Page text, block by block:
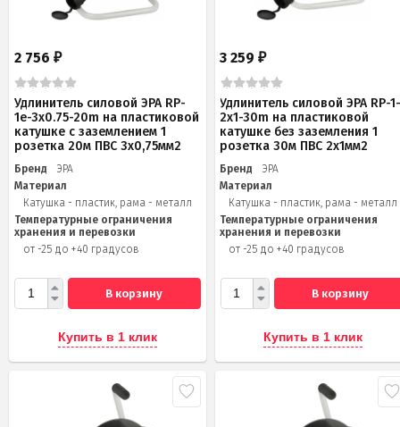
2 756 ₽
Удлинитель силовой ЭРА RP-
1e-3х0.75-20m на пластиковой
катушке c заземлением 1
розетка 20м ПВС 3х0,75мм2
Бренд
ЭРА
Материал
Катушка - пластик, рама - металл
Температурные ограничения
хранения и перевозки
от -25 до +40 градусов
В корзину
Купить в 1 клик
3 259₽
Удлинитель силовой ЭРА RP-
2x1-30m на пластиковой
катушке без заземления 1
розетка 30м ПВС 2x1мм2
Бренд
ЭРА
Материал
Катушка - пластик, рама - металл
Температурные ограничения
хранения и перевозки
от -25 до +40 градусов
В корзину
Купить в 1 клик